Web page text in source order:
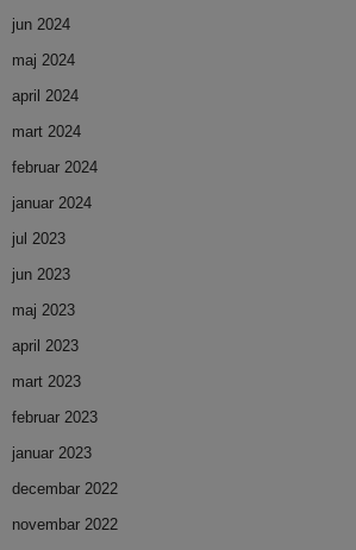
jun 2024
maj 2024
april 2024
mart 2024
februar 2024
januar 2024
jul 2023
jun 2023
maj 2023
april 2023
mart 2023
februar 2023
januar 2023
decembar 2022
novembar 2022